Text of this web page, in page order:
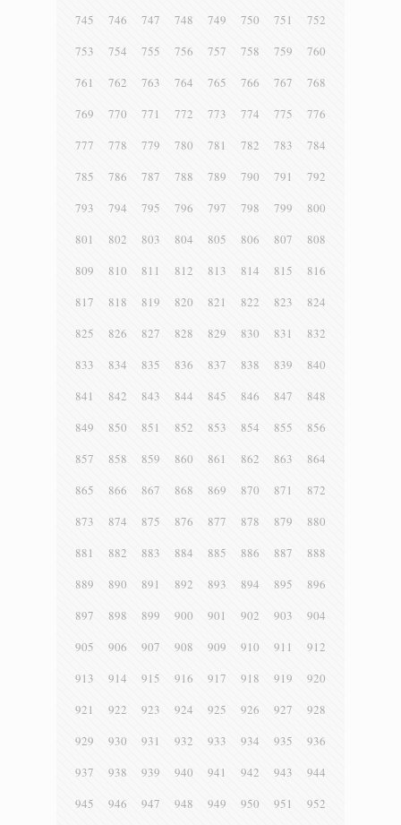
745
746 747 748 749 750 751
752
753
754 755 756 757 758 759
760
761
762 763 764 765 766 767
768
769
770 771 772 773 774 775
776
777
778 779 780 781 782 783
784
785
786 787 788 789 790 791
792
793
794 795 796 797 798 799
800
801
802 803 804 805 806 807
808
809
810 811 812 813 814 815
816
817
818 819 820 821 822 823
824
825
826 827 828 829 830 831
832
833
834 835 836 837 838 839
840
841
842 843 844 845 846 847
848
849
850 851 852 853 854 855
856
857
858 859 860 861 862 863
864
865
866 867 868 869 870 871
872
873
874 875 876 877 878 879
880
881
882 883 884 885 886 887
888
889
890 891 892 893 894 895
896
897
898 899 900 901 902 903
904
905
906 907 908 909 910 911
912
913
914 915 916 917 918 919
920
921
922 923 924 925 926 927
928
929
930 931 932 933 934 935
936
937
938 939 940 941 942 943
944
945
946 947 948 949 950 951
952